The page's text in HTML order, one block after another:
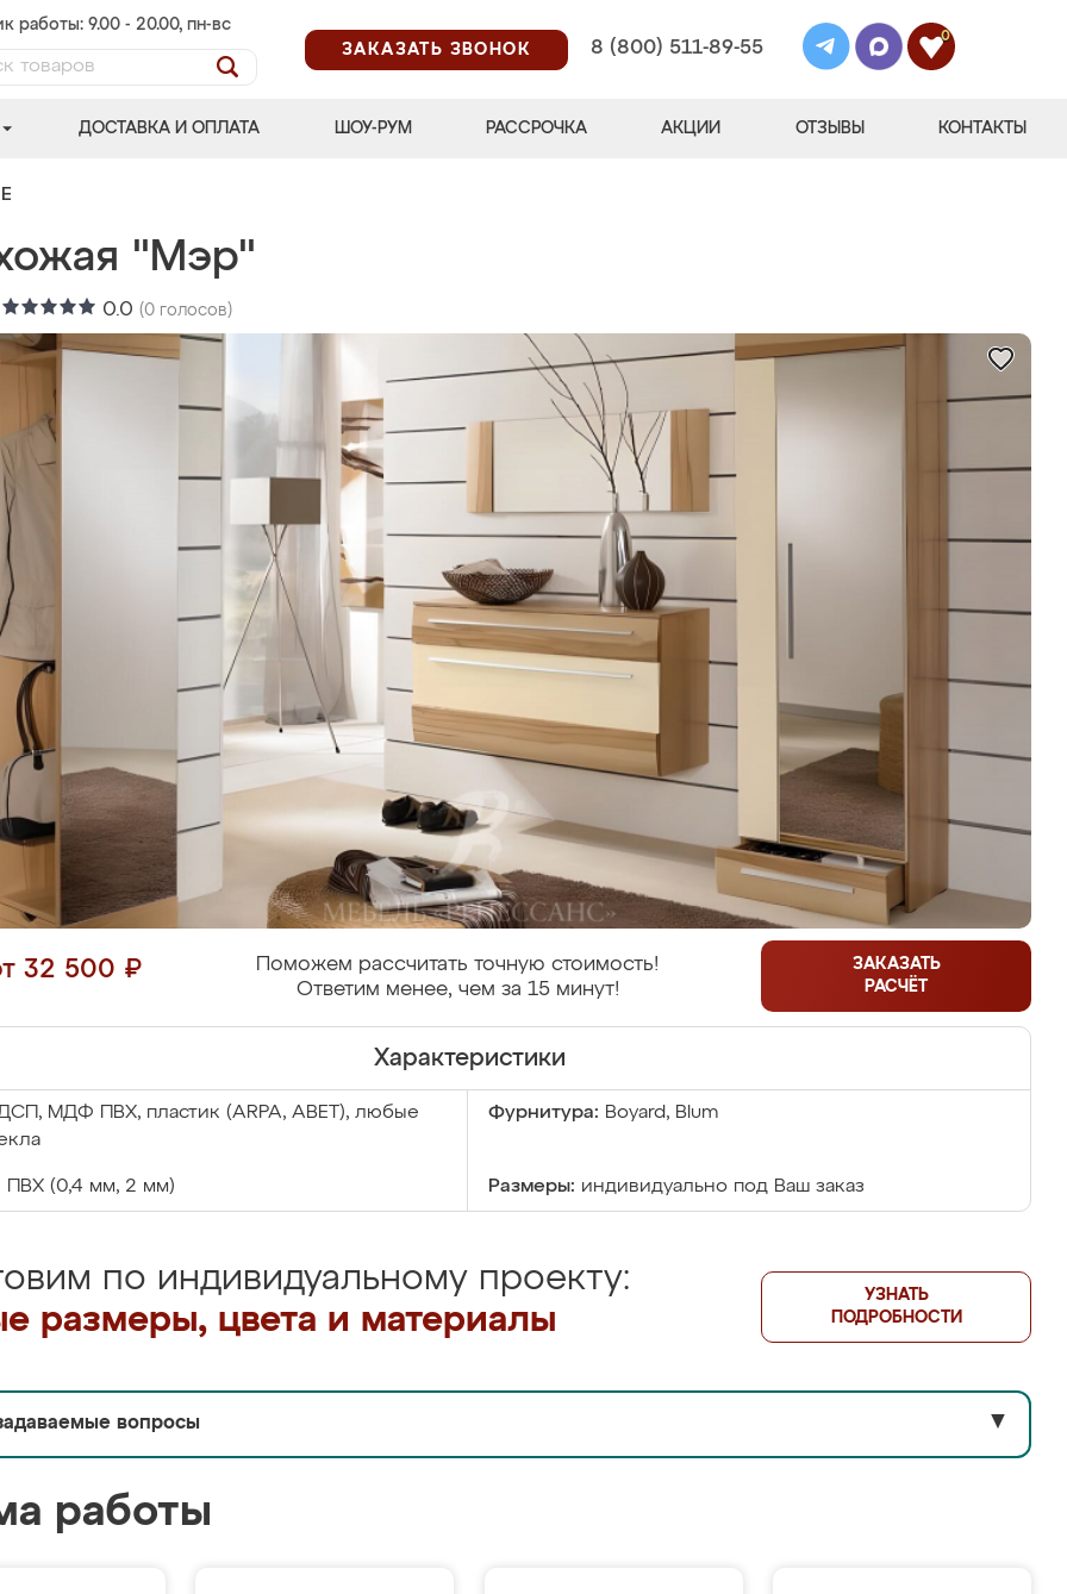
работы: 9.00 - 20.00, пн-вс
ЗАКАЗАТЬ ЗВОНОК
8 (800) 511-89-55
0
ДОСТАВКА И ОПЛАТА ШОУ-РУМ РАССРОЧКА АКЦИИ ОТЗЫВЫ КОНТАКТЫ
"Мэр"
0.0 (0 голосов)
32 500 ₽
Поможем рассчитать точную стоимость!
Ответим менее, чем за 15 минут!
ЗАКАЗАТЬ
РАСЧЁТ
Характеристики
МДФ ПВХ, пластик (ARPA, ABET), любые
Фурнитура: Boyard, Blum
ПВХ (0,4 мм, 2 мм) Размеры: индивидуально под Ваш заказ
по индивидуальному проекту:
размеры, цвета и материалы
УЗНАТЬ
ПОДРОБНОСТИ
вопросы ▼
работы